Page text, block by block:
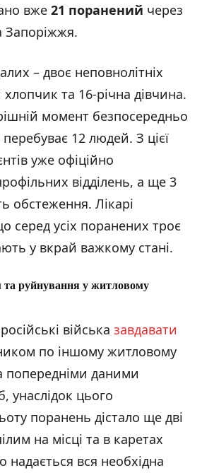
вже 21 поранений через
Запоріжжя.
– двоє неповнолітніх
хлопчик та 16-річна дівчина.
момент безпосередньо
перебуває 12 людей. З цієї
уже офіційно
відділень, а ще 3
обстеження. Лікарі
серед усіх поранених троє
у вкрай важкому стані.
та руйнування у житловому
війська завдавати
по іншому житловому
попередніми даними
унаслідок цього
поранень дістало ще дві
на місці та в каретах
надається вся необхідна